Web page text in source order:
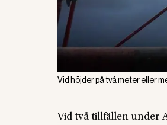
Vid höjder på två meter eller
Vid två tillfällen under